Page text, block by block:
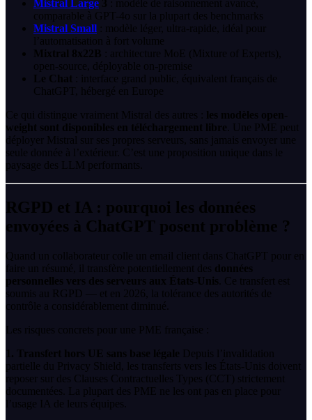
Mistral Large 3 : modèle de raisonnement avancé,
comparable à GPT-4o sur la plupart des benchmarks
Mistral Small : modèle léger, ultra-rapide, idéal pour
l’automatisation à fort volume
Mixtral 8x22B : architecture MoE (Mixture of Experts),
open-source, déployable on-premise
Le Chat : interface grand public, équivalent français de
ChatGPT, hébergé en Europe
Ce qui distingue vraiment Mistral des autres : les modèles open-
weight sont disponibles en téléchargement libre . Une PME peut
déployer Mistral sur ses propres serveurs, sans jamais envoyer une
seule donnée à l’extérieur. C’est une proposition unique dans le
paysage des LLM performants.
RGPD et IA : pourquoi les données
envoyées à ChatGPT posent problème ?
Quand un collaborateur colle un email client dans ChatGPT pour en
faire un résumé, il transfère potentiellement des données
personnelles vers des serveurs aux États-Unis . Ce transfert est
soumis au RGPD — et en 2026, la tolérance des autorités de
contrôle a considérablement diminué.
Les risques concrets pour une PME française :
1. Transfert hors UE sans base légale Depuis l’invalidation
partielle du Privacy Shield, les transferts vers les États-Unis doivent
reposer sur des Clauses Contractuelles Types (CCT) strictement
documentées. La plupart des PME ne les ont pas en place pour
l’usage IA de leurs équipes.